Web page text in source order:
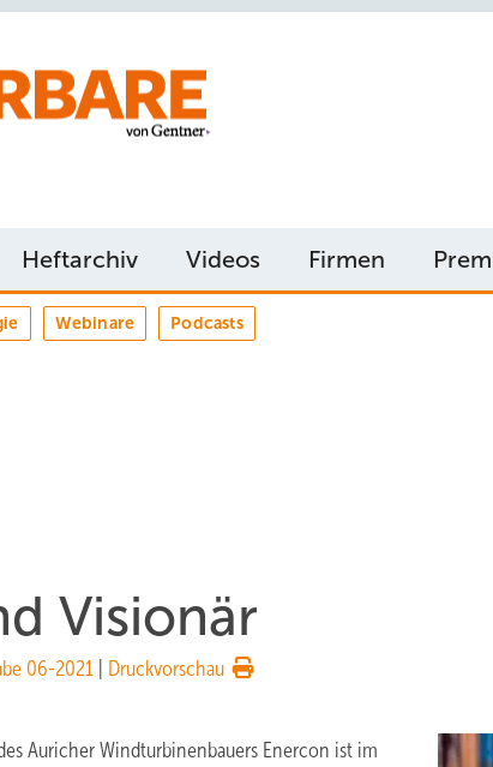
Heftarchiv Videos Firmen
Webinare Podcasts
Visionär
06-2021 Druckvorschau
Auricher Windturbinenbauers Enercon ist im